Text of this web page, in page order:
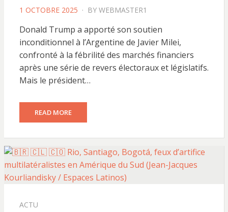
POSTED
1 OCTOBRE 2025 BY WEBMASTER1
Donald Trump a apporté son soutien
inconditionnel à l’Argentine de Javier Milei,
confronté à la fébrilité des marchés financiers
après une série de revers électoraux et législatifs.
Mais le président…
READ MORE
ACTU